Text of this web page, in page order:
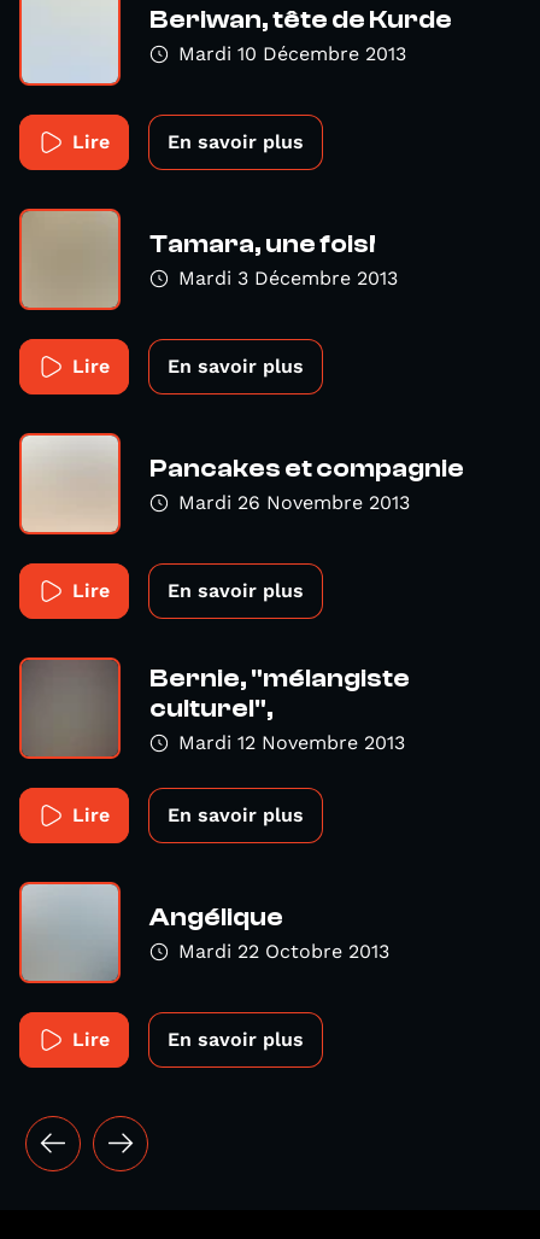
Beriwan, tête de Kurde
Mardi 10 Décembre 2013
Lire En savoir plus
Tamara, une fois!
Mardi 3 Décembre 2013
Lire En savoir plus
Pancakes et compagnie
Mardi 26 Novembre 2013
Lire En savoir plus
Bernie, "mélangiste
culturel",
Mardi 12 Novembre 2013
Lire En savoir plus
Angélique
Mardi 22 Octobre 2013
Lire En savoir plus